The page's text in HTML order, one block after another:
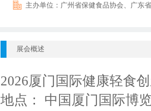
主办单位： 广州省保健食品协会、广东
展会概述
2026厦门国际健康轻食
地点： 中国厦门国际博